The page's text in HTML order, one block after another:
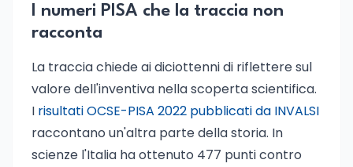
I numeri PISA che la traccia non
racconta
La traccia chiede ai diciottenni di riflettere sul
valore dell'inventiva nella scoperta scientifica.
I risultati OCSE-PISA 2022 pubblicati da INVALSI
raccontano un'altra parte della storia. In
scienze l'Italia ha ottenuto 477 punti contro